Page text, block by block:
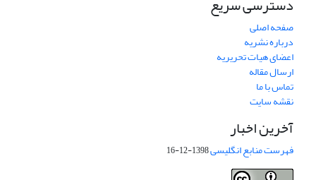
دسترسی سریع
صفحه اصلی
درباره نشریه
اعضای هیات تحریریه
ارسال مقاله
تماس با ما
نقشه سایت
آخرین اخبار
فهرست منابع انگلیسی1398-12-16